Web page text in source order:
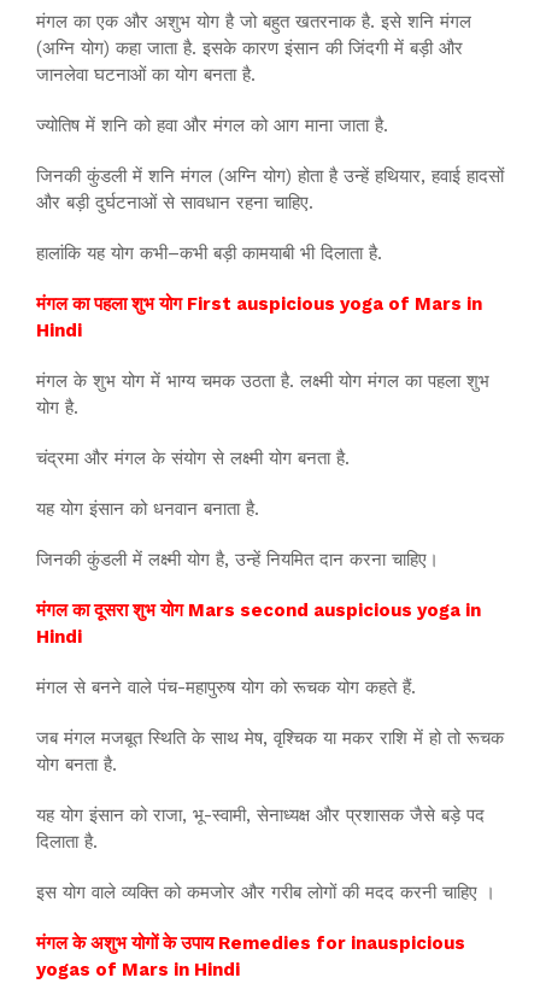
मंगल का एक और अशुभ योग है जो बहुत खतरनाक है. इसे शनि मंगल
(अग्नि योग) कहा जाता है. इसके कारण इंसान की जिंदगी में बड़ी और
जानलेवा घटनाओं का योग बनता है.
ज्योतिष में शनि को हवा और मंगल को आग माना जाता है.
जिनकी कुंडली में शनि मंगल (अग्नि योग) होता है उन्हें हथियार, हवाई हादसों
और बड़ी दुर्घटनाओं से सावधान रहना चाहिए.
हालांकि यह योग कभी–कभी बड़ी कामयाबी भी दिलाता है.
मंगल का पहला शुभ योग First auspicious yoga of Mars in
Hindi
मंगल के शुभ योग में भाग्य चमक उठता है. लक्ष्मी योग मंगल का पहला शुभ
योग है.
चंद्रमा और मंगल के संयोग से लक्ष्मी योग बनता है.
यह योग इंसान को धनवान बनाता है.
जिनकी कुंडली में लक्ष्मी योग है, उन्हें नियमित दान करना चाहिए।
मंगल का दूसरा शुभ योग Mars second auspicious yoga in
Hindi
मंगल से बनने वाले पंच-महापुरुष योग को रूचक योग कहते हैं.
जब मंगल मजबूत स्थिति के साथ मेष, वृश्चिक या मकर राशि में हो तो रूचक
योग बनता है.
यह योग इंसान को राजा, भू-स्वामी, सेनाध्यक्ष और प्रशासक जैसे बड़े पद
दिलाता है.
इस योग वाले व्यक्ति को कमजोर और गरीब लोगों की मदद करनी चाहिए ।
मंगल के अशुभ योगों के उपाय Remedies for inauspicious
yogas of Mars in Hindi